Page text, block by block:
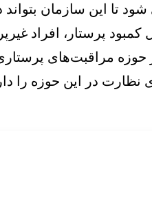
قوانین مرتبط با سازمان نظام پرستاری، پس
پرستار، افراد
مراقبت‌‌‌های
در این حوزه را